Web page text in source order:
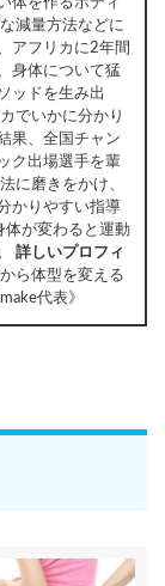
減量方法などに
アフリカに2年間
身体について猛
ッドを生み出
でいかに分かり
果、全国チャン
ク出場選手を輩
に磨きをかけ、
かりやすい指導
体が変わると運動
詳しいプロフィ
ら体型を変える
代表》